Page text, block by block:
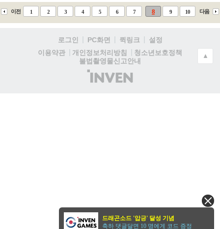
이전 1 2 3 4 5 6 7 8 9 10 다음
로그인 PC화면 퀵링크
설정
이용약관
개인정보처리방침
청소년보호정책
불법촬영물신고안내
(주)
인
▲
드래곤소드 '압긍' 달성 기념
축하 댓글달면 10 명에게 코드 증정